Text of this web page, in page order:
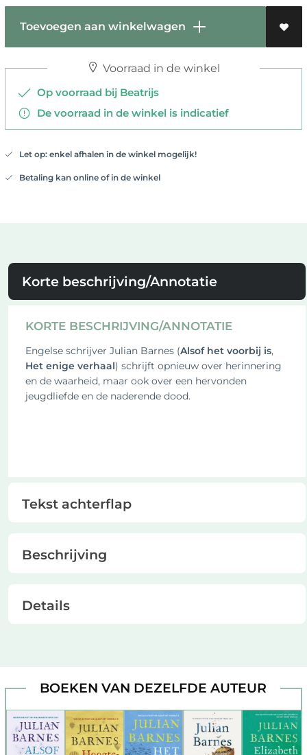
Toevoegen aan winkelwagen
Voorraad in de winkel
Op voorraad bij Beatrijs
De voorraad in de winkel is indicatief
Let op: enkel afhalen in de winkel mogelijk!
Betaling kan online of in de winkel
Korte beschrijving/Annotatie
KORTE BESCHRIJVING/ANNOTATIE
Engelse schrijver Julian Barnes (Alsof het voorbij is,
Het enige verhaal) schrijft opnieuw over herinnering
en de waarheid, maar ook over een hervonden
jeugdliefde en de naderende dood.
Tekst achterflap
Beschrijving
Details
BOEKEN VAN DEZELFDE AUTEUR